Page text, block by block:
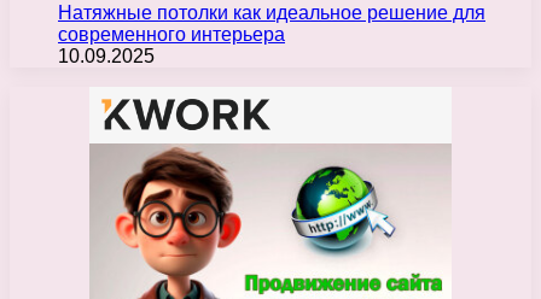
Натяжные потолки как идеальное решение для
современного интерьера
10.09.2025